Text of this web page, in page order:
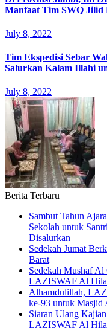
Manfaat Tim SWQ Jilid
July 8, 2022
Tim Ekspedisi Sebar
Salurkan Kalam Illahi
July 8, 2022
Berita Terbaru
Sambut Tahun
Sekolah untuk
Disalurkan
Sedekah Jumat
Barat
Sedekah Mushaf
LAZISWAF Al
Alhamdulillah,
ke-93 untuk Masjid
Siaran Ulang
LAZISWAF Al